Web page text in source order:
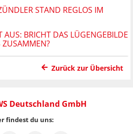
STAND REGLOS IM
AUS: BRICHT DAS LÜGENGEBILDE
ZUSAMMEN?
Zurück zur Übersicht
Deutschland GmbH
findest du uns: